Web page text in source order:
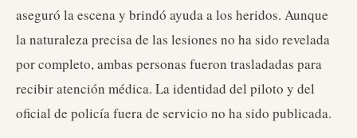
aseguró la escena y brindó ayuda a los heridos. Aunque
la naturaleza precisa de las lesiones no ha sido revelada
por completo, ambas personas fueron trasladadas para
recibir atención médica. La identidad del piloto y del
oficial de policía fuera de servicio no ha sido publicada.